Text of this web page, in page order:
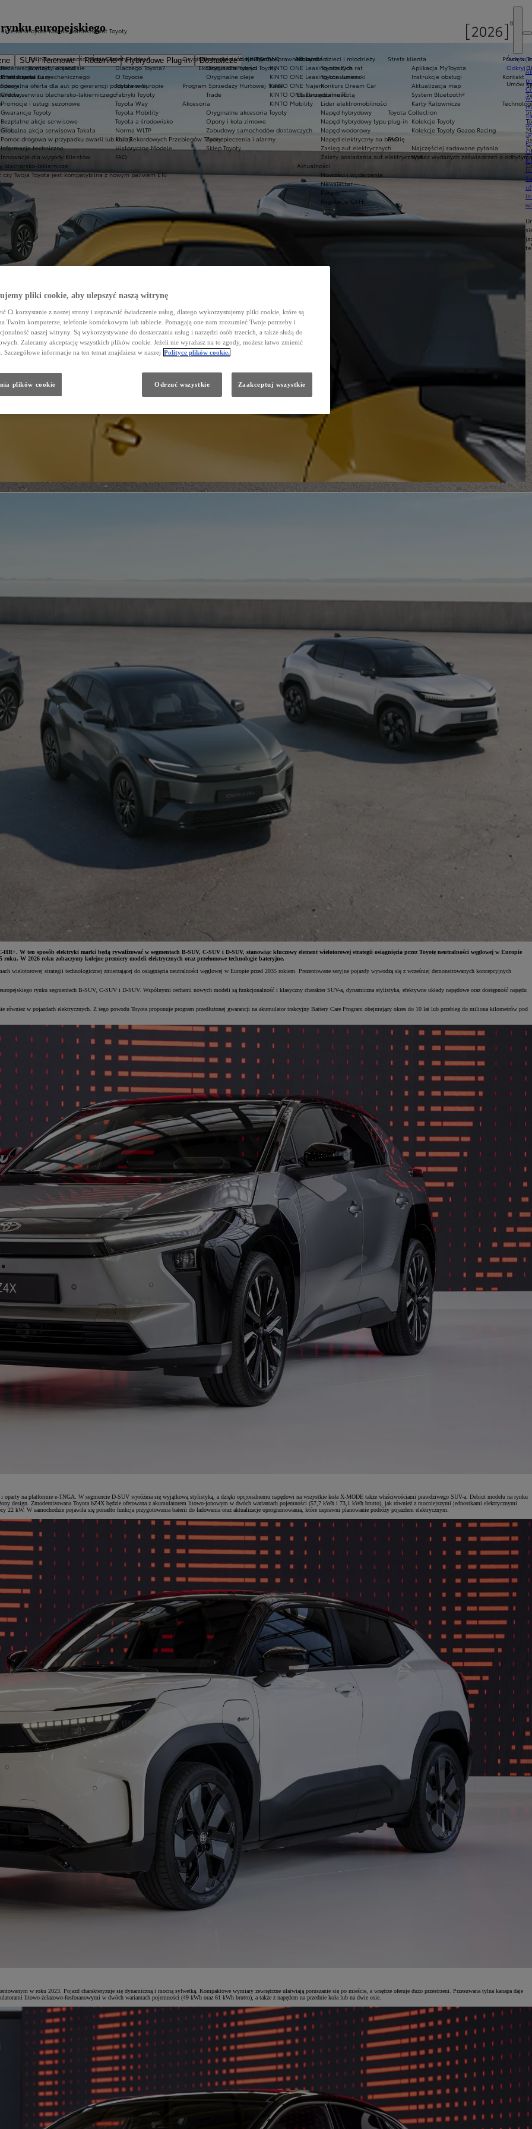
SUV i Terenowe Rodzinne Hybrydowe Plug-in
Dostawcze
Oferta dla osób z niepełnosprawnościami
Ekobonus dla hybryd Toyoty
Odkryj
Umów
rat Toyota Easy
KINTO ONE
KINTO ONE Leasing niższych rat
KINTO ONE Leasing konsumencki
KINTO ONE Najem
KINTO ONE Zarządzanie flotą
KINTO Mobility
Rezerwacja wizyty w serwisie
Oferta serwisu mechanicznego
Specjalna oferta dla aut po gwarancji podstawowej
Oferta serwisu blacharsko-lakierniczego
Promocje i usługi sezonowe
Gwarancje Toyoty
Bezpłatne akcje serwisowe
Globalna akcja serwisowa Takata
Pomoc drogowa w przypadku awarii lub kolizji
Informacje techniczne
Innowacje dla wygody Klientów
blacharsko-lakiernicze
czy Twoja Toyota jest kompatybilna z nowym paliwem E10
Oryginalne części i oleje Toyoty
Oryginalne części
Oryginalne oleje
Program Sprzedaży Hurtowej Trade
Trade
Akcesoria
Oryginalne akcesoria Toyoty
Opony i koła zimowe
Zabudowy samochodów dostawczych
Zabezpieczenia i alarmy
Sklep Toyoty
Strefa klienta
Aplikacja MyToyota
Instrukcje obsługi
Aktualizacja map
System Bluetooth®
Karty Ratownicze
Toyota Collection
Kolekcje Toyoty
Kolekcje Toyoty Gazoo Racing
FAQ
Najczęściej zadawane pytania
Wykaz wydanych zaświadczeń o odbytym
Toyota Kowale
Polityka prywatności firmy Carter Chodzeń
Kontakt i dojazd
Aktualności
KontaktŚwiat Toyoty
Świat Toyoty
Dlaczego Toyota?
O Toyocie
Toyota w Europie
Fabryki Toyoty
Toyota Way
Toyota Mobility
Toyota a środowisko
Norma WLTP
Klub Rekordowych Przebiegów Toyoty
Historyczne Modele
FAQ
Kluby dla dzieci i młodzieży
Toyota Kids
Toyota Juniors
Konkurs Dream Car
Elektromobilność
Lider elektromobilności
Napęd hybrydowy
Napęd hybrydowy typu plug-in
Napęd wodorowy
Napęd elektryczny na baterię
Zasięg aut elektrycznych
Zalety posiadania aut elektrycznych
Aktualności
Nowości i wydarzenia
Newsletter
Porady
Regulacje CAFE
Praca w
Kontakt
europejskiego
W ten sposób elektryki marki będą rywalizować w segmentach B-SUV, C-SUV i D-SUV, stanowiąc kluczowy element wielotorowej strategii osiągnięcia przez Toyotę neutralności węglowej w Europie
roku. W 2026 roku zobaczymy kolejne premiery modeli elektrycznych oraz przełomowe technologie bateryjne.
wielotorowej strategii technologicznej zmierzającej do osiągnięcia neutralności węglowej w Europie przed 2035 rokiem. Prezentowane seryjne pojazdy wywodzą się z wcześniej demonstrowanych koncepcyjnych
rynku segmentach B-SUV, C-SUV i D-SUV. Wspólnymi cechami nowych modeli są funkcjonalność i klasyczny charakter SUV-a, dynamiczna stylistyka, efektywne układy napędowe oraz dostępność napędu
również w pojazdach elektrycznych. Z tego powodu Toyota proponuje program przedłużonej gwarancji na akumulator trakcyjny Battery Care Program obejmujący okres do 10 lat lub przebieg do miliona kilometrów pod
na platformie e-TNGA. W segmencie D-SUV wyróżnia się wyjątkową stylistyką, a dzięki opcjonalnemu napędowi na wszystkie koła X-MODE także właściwościami prawdziwego SUV-a. Debiut modelu na rynku
design. Zmodernizowana Toyota bZ4X będzie oferowana z akumulatorem litowo-jonowym w dwóch wariantach pojemności (57,7 kWh i 73,1 kWh brutto), jak również z mocniejszymi jednostkami elektrycznymi
22 kW. W samochodzie pojawiła się ponadto funkcja przygotowania baterii do ładowania oraz aktualizacje oprogramowania, które usprawni planowanie podróży pojazdem elektrycznym.
w roku 2023. Pojazd charakteryzuje się dynamiczną i mocną sylwetką. Kompaktowe wymiary zewnętrzne ułatwiają poruszanie się po mieście, a wnętrze oferuje dużo przestrzeni. Przesuwana tylna kanapa daje
litowo-żelazowo-fosforanowymi w dwóch wariantach pojemności (49 kWh oraz 61 kWh brutto), a także z napędem na przednie koła lub na dwie osie.
pliki cookie, aby ulepszyć naszą witrynę
Ci korzystanie z naszej strony i usprawnić świadczenie usług, dlatego wykorzystujemy pliki cookie, które są
Twoim komputerze, telefonie komórkowym lub tablecie. Pomagają one nam zrozumieć Twoje potrzeby i
naszej witryny. Są wykorzystywane do dostarczania usług i narzędzi osób trzecich, a także służą do
Zalecamy akceptację wszystkich plików cookie. Jeżeli nie wyrażasz na to zgody, możesz łatwo zmienić
Szczegółowe informacje na ten temat znajdziesz w naszej Polityce plików cookie.
plików cookie Odrzuć wszystkie Zaakceptuj wszystkie